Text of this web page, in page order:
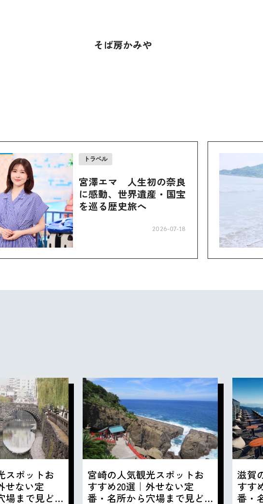
そば房かみや
トラベル
宮澤エマ 人生初の奈良
に感動、世界遺産・国宝
を巡る歴史旅へ
2026-07-18
スポットお
せない定
場まで見ど
宮崎の人気観光スポットお
すすめ20選｜外せない定
番・名所から穴場まで見ど
滋賀
すす
番・